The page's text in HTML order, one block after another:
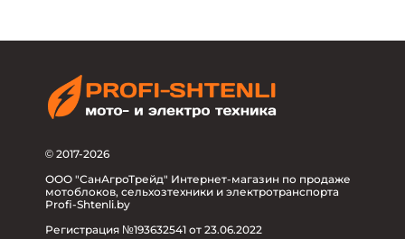
© 2017-2026
ООО "СанАгроТрейд" Интернет-магазин по продаже
мотоблоков, сельхозтехники и электротранспорта
Profi-Shtenli.by
Регистрация №193632541 от 23.06.2022